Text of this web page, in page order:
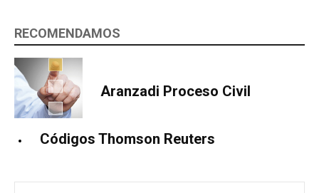
RECOMENDAMOS
Aranzadi Proceso Civil
Códigos Thomson Reuters